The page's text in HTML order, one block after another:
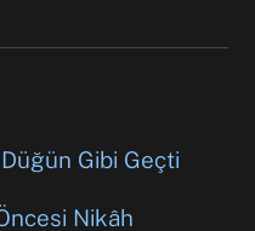
Düğün Gibi Geçti
Nikâh